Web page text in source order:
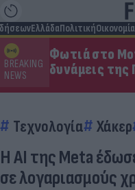
ΕλλάδαΠολιτικήΟικονομία
BREAKING
NEWS
Φωτιά στο
δυνάμεις
Τεχνολογία Χάκερ
Η ΑΙ της Meta
σε λογαριασμούς